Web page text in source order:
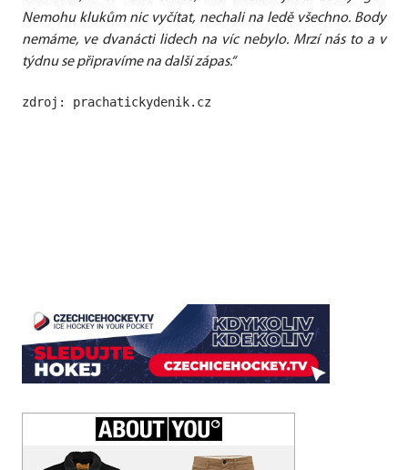
Nemohu klukům nic vyčítat, nechali na ledě všechno. Body
nemáme, ve dvanácti lidech na víc nebylo. Mrzí nás to a v
týdnu se připravíme na další zápas.“
zdroj: prachatickydenik.cz